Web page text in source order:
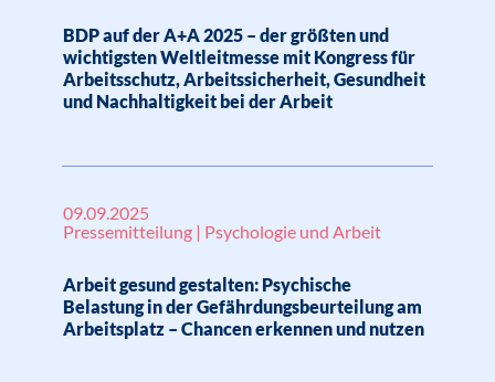
BDP auf der A+A 2025 – der größten und
wichtigsten Weltleitmesse mit Kongress für
Arbeitsschutz, Arbeitssicherheit, Gesundheit
und Nachhaltigkeit bei der Arbeit
09.09.2025
Pressemitteilung | Psychologie und Arbeit
Arbeit gesund gestalten: Psychische
Belastung in der Gefährdungsbeurteilung am
Arbeitsplatz – Chancen erkennen und nutzen